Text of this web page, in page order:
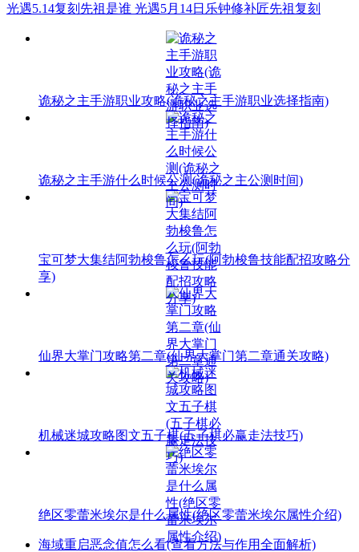
光遇5.14复刻先祖是谁 光遇5月14日乐钟修补匠先祖复刻
诡秘之主手游职业攻略(诡秘之主手游职业选择指南)
诡秘之主手游什么时候公测(诡秘之主公测时间)
宝可梦大集结阿勃梭鲁怎么玩(阿勃梭鲁技能配招攻略分
享)
仙界大掌门攻略第二章(仙界大掌门第二章通关攻略)
机械迷城攻略图文五子棋(五子棋必赢走法技巧)
绝区零蕾米埃尔是什么属性(绝区零蕾米埃尔属性介绍)
海域重启恶念值怎么看(查看方法与作用全面解析)